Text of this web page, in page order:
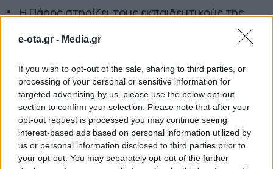
e-ota.gr - Media.gr
If you wish to opt-out of the sale, sharing to third parties, or
processing of your personal or sensitive information for
targeted advertising by us, please use the below opt-out
section to confirm your selection. Please note that after your
opt-out request is processed you may continue seeing
interest-based ads based on personal information utilized by
us or personal information disclosed to third parties prior to
your opt-out. You may separately opt-out of the further
Η Πάρος στηρίζει τους εκπαιδευτικούς της
TAGS: ΑΥΤΟΨΙΑ ΒΑΡΒΑΡΑ ΜΗΤΛΙΑΓΚΑ
ΔΗΜΟΙ